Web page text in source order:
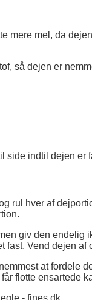
mel, da
så dejen er
side indtil dejen
rul hver af
giv den endelig
Vend dejen af
at fordele
flotte ensartede